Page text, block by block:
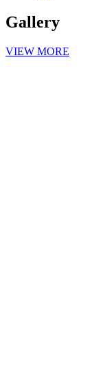
Gallery
VIEW MORE